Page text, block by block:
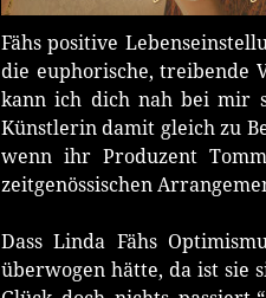
Fähs positive
die euphorische, treibende
kann ich dich nah bei mir
Künstlerin damit gleich zu
wenn ihr Produzent
zeitgenössischen
Dass Linda Fähs
überwogen hätte, da ist sie